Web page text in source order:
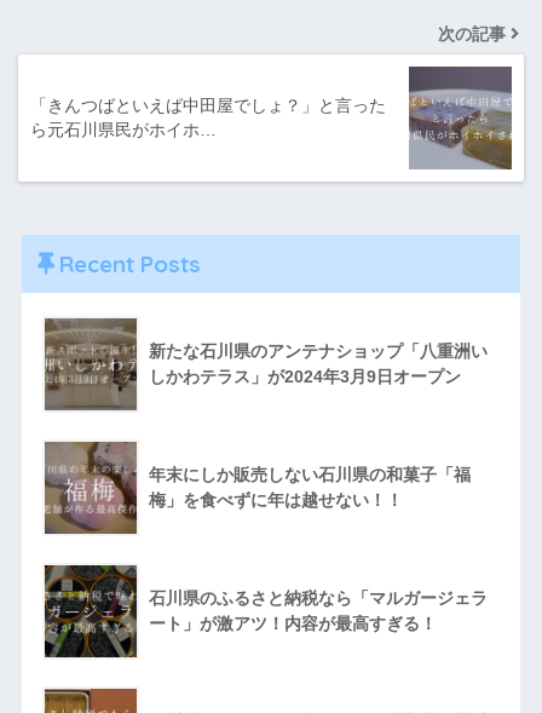
次の記事
「きんつばといえば中田屋でしょ？」と言った
ら元石川県民がホイホ…
Recent Posts
新たな石川県のアンテナショップ「八重洲い
しかわテラス」が2024年3月9日オープン
年末にしか販売しない石川県の和菓子「福
梅」を食べずに年は越せない！！
石川県のふるさと納税なら「マルガージェラ
ート」が激アツ！内容が最高すぎる！